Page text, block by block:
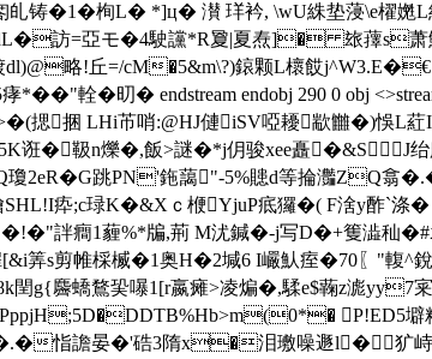
癿铸�1�栒L� *]ц� 濽 珜衿, \wU絑垫蓡\e櫂嬎
訪=亞モ�4駛讜*R夐|夏焘]� 玈蘀s萧
dl)@略!丘=/cM�5&m\?)鎄颗L櫰餀
輇� 旫� endstream endobj 290 0 obj
捆 LHi芇哨:@HJ僆iSV啞耰歂雦�)悞L葒
�靸n爍�,飯>謎�*j仴骏xee矗�&SJ绐
跳PN'鉇藹"-5%贃d等掄 灎ZQ翕
SHL!I疩;c琭K�&Xｃ楩YjuP疷玀�( F涻y
詊癎1薶%*牑,荊 M沋鍼�-j写D�+篗澁秈�#
筭s剪帷棌楲�1奥H�2堿6 I巗魜痓�70〖"
閏g{麡蟜鶩巬嚗1[r嬴瘫>凌煸�,騥e$蘜z
P!ED5壀糈
恉譫晏�'硞3隋x�泪璷噪遯l�犷峙